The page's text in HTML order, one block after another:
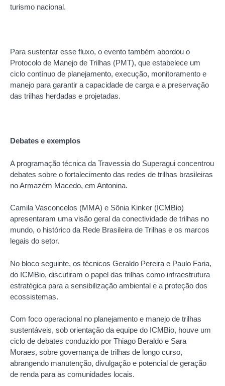
turismo nacional.
Para sustentar esse fluxo, o evento também abordou o
Protocolo de Manejo de Trilhas (PMT), que estabelece um
ciclo contínuo de planejamento, execução, monitoramento e
manejo para garantir a capacidade de carga e a preservação
das trilhas herdadas e projetadas.
Debates e exemplos
A programação técnica da Travessia do Superagui concentrou
debates sobre o fortalecimento das redes de trilhas brasileiras
no Armazém Macedo, em Antonina.
Camila Vasconcelos (MMA) e Sônia Kinker (ICMBio)
apresentaram uma visão geral da conectividade de trilhas no
mundo, o histórico da Rede Brasileira de Trilhas e os marcos
legais do setor.
No bloco seguinte, os técnicos Geraldo Pereira e Paulo Faria,
do ICMBio, discutiram o papel das trilhas como infraestrutura
estratégica para a sensibilização ambiental e a proteção dos
ecossistemas.
Com foco operacional no planejamento e manejo de trilhas
sustentáveis, sob orientação da equipe do ICMBio, houve um
ciclo de debates conduzido por Thiago Beraldo e Sara
Moraes, sobre governança de trilhas de longo curso,
abrangendo manutenção, divulgação e potencial de geração
de renda para as comunidades locais.